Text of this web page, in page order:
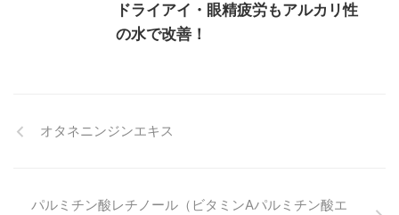
ドライアイ・眼精疲労もアルカリ性
の水で改善！
オタネニンジンエキス
パルミチン酸レチノール（ビタミンAパルミチン酸エ